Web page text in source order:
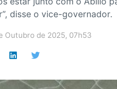
disse o vice-governador.
Outubro de 2025, 07h53